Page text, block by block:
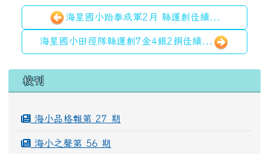
海星國小跆拳成軍2月 縣運創佳績...
海星國小田徑隊縣運創7金4銀2銅佳績...
左邊區域內容
校刊
海小品格報第 27 期
海小之聲第 56 期